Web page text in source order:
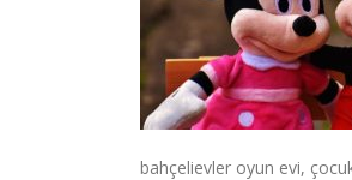
bahçelievler oyun evi,